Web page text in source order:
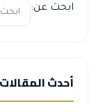
ابحث عن:
أحدث المقالات